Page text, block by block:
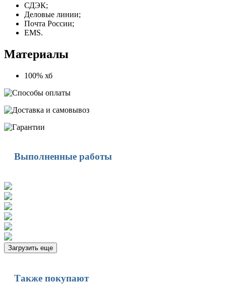
СДЭК;
Деловые линии;
Почта России;
EMS.
Материалы
100% хб
Выполненные работы
Загрузить еще
Также покупают